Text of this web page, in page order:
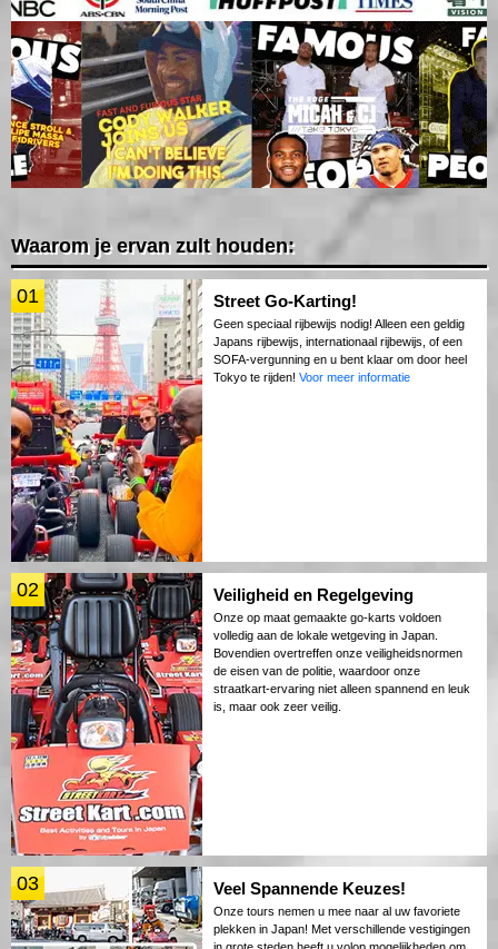
Waarom je ervan zult houden:
01 Street Go-Karting!
Geen speciaal rijbewijs nodig! Alleen een geldig
Japans rijbewijs, internationaal rijbewijs, of een
SOFA-vergunning en u bent klaar om door heel
Tokyo te rijden! Voor meer informatie
02 Veiligheid en Regelgeving
Onze op maat gemaakte go-karts voldoen
volledig aan de lokale wetgeving in Japan.
Bovendien overtreffen onze veiligheidsnormen
de eisen van de politie, waardoor onze
straatkart-ervaring niet alleen spannend en leuk
is, maar ook zeer veilig.
03 Veel Spannende Keuzes!
Onze tours nemen u mee naar al uw favoriete
plekken in Japan! Met verschillende vestigingen